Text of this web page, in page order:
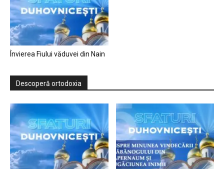
Învierea Fiului văduvei din Nain
Descoperă ortodoxia